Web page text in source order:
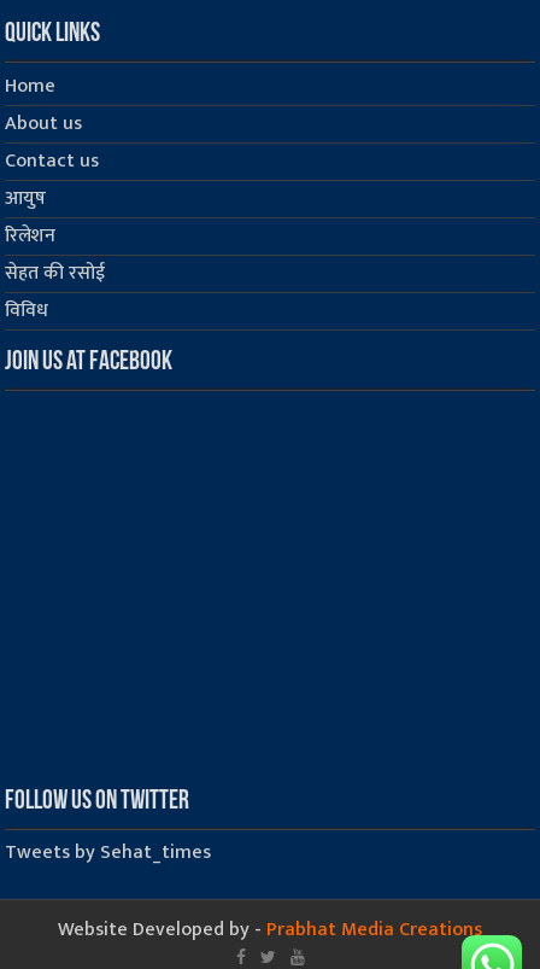
Quick Links
Home
About us
Contact us
आयुष
रिलेशन
सेहत की रसोई
विविध
Join us at Facebook
Follow us on Twitter
Tweets by Sehat_times
Website Developed by - Prabhat Media Creations